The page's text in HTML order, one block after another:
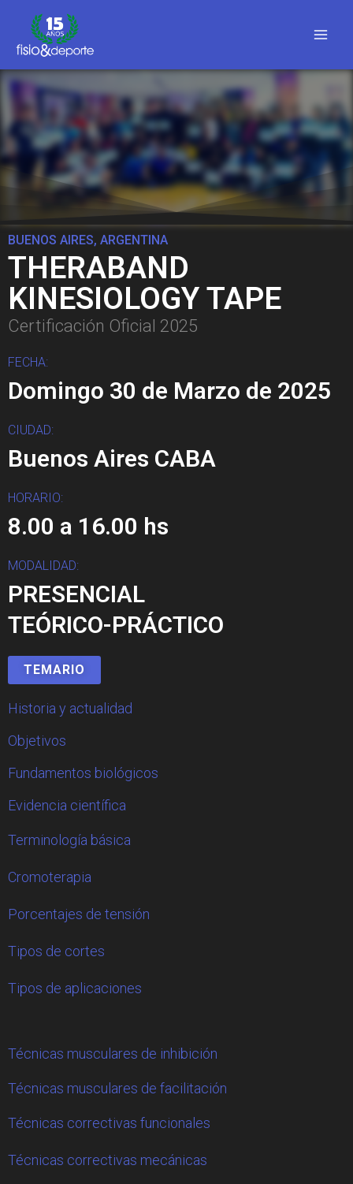
BUENOS AIRES, ARGENTINA
THERABAND
KINESIOLOGY TAPE
Certificación Oficial 2025
FECHA:
Domingo 30 de Marzo de 2025
CIUDAD:
Buenos Aires CABA
HORARIO:
8.00 a 16.00 hs
MODALIDAD:
PRESENCIAL
TEÓRICO-PRÁCTICO
TEMARIO
Historia y actualidad
Objetivos
Fundamentos biológicos
Evidencia científica
Terminología básica
Cromoterapia
Porcentajes de tensión
Tipos de cortes
Tipos de aplicaciones
Técnicas musculares de inhibición
Técnicas musculares de facilitación
Técnicas correctivas funcionales
Técnicas correctivas mecánicas